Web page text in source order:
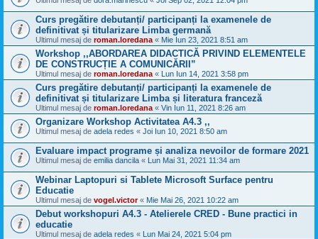
Curs pregătire debutanți/ participanți la examenele de
definitivat și titularizare Limba germană
Ultimul mesaj de roman.loredana « Mie Iun 23, 2021 8:51 am
Workshop ,,ABORDAREA DIDACTICĂ PRIVIND ELEMENTELE
DE CONSTRUCȚIE A COMUNICĂRII”
Ultimul mesaj de roman.loredana « Lun Iun 14, 2021 3:58 pm
Curs pregătire debutanți/ participanți la examenele de
definitivat și titularizare Limba și literatura franceză
Ultimul mesaj de roman.loredana « Vin Iun 11, 2021 8:26 am
Organizare Workshop Activitatea A4.3 ,,
Ultimul mesaj de adela redes « Joi Iun 10, 2021 8:50 am
Evaluare impact programe și analiza nevoilor de formare 2021
Ultimul mesaj de emilia dancila « Lun Mai 31, 2021 11:34 am
Webinar Laptopuri si Tablete Microsoft Surface pentru
Educatie
Ultimul mesaj de vogel.victor« Mie Mai 26, 2021 10:22 am
Debut workshopuri A4.3 - Atelierele CRED - Bune practici in
educatie
Ultimul mesaj de adela redes « Lun Mai 24, 2021 5:04 pm